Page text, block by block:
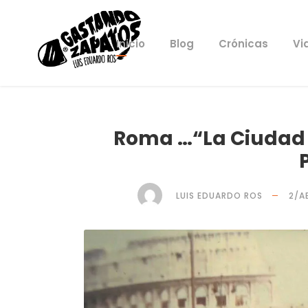
Inicio Blog Crónicas
Roma …“La
LUIS EDUARDO ROS 2/